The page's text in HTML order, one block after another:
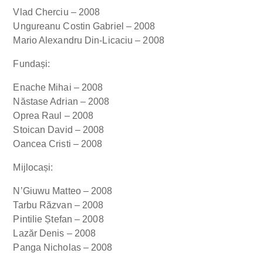
Vlad Cherciu – 2008
Ungureanu Costin Gabriel – 2008
Mario Alexandru Din-Licaciu – 2008
Fundași:
Enache Mihai – 2008
Năstase Adrian – 2008
Oprea Raul – 2008
Stoican David – 2008
Oancea Cristi – 2008
Mijlocași:
N’Giuwu Matteo – 2008
Tarbu Răzvan – 2008
Pintilie Ștefan – 2008
Lazăr Denis – 2008
Panga Nicholas – 2008